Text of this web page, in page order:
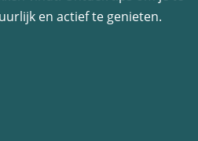
en actief te genieten.